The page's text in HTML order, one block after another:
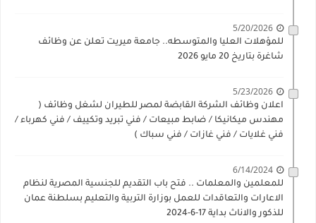
5/20/2026
للمؤهلات العليا والمتوسطه.. جامعة ميريت تعلن عن وظائف
شاغرة بتاريخ 20 مايو 2026
5/23/2026
اعلان وظائف الشركة القابضة لمصر للطيران لشغل وظائف (
مهندس ميكانيكا / ضابط مبيعات / فني تبريد وتكييف / فني كهرباء /
فني غلايات / فني غازات / فني سباك )
6/14/2024
للمعلمين والمعلمات .. فتح باب التقديم للجنسية المصرية لنظام
الاعارات والتعاقدات للعمل بوزارة التربية والتعليم بسلطنة عمان
للذكور والاناث بداية 17-6-2024